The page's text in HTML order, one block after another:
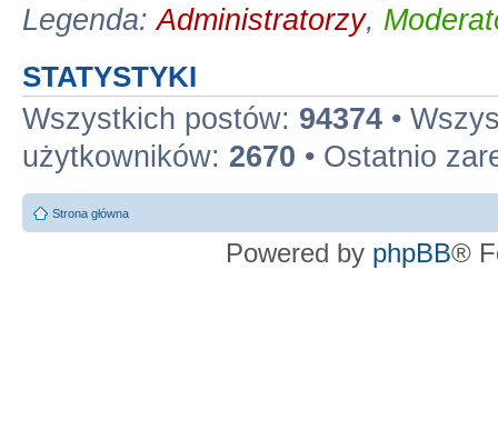
Legenda:Administratorzy,
STATYSTYKI
Wszystkich postów: 94374 •
użytkowników: 2670 • Ostatnio
Strona główna
Powered by phpBB®